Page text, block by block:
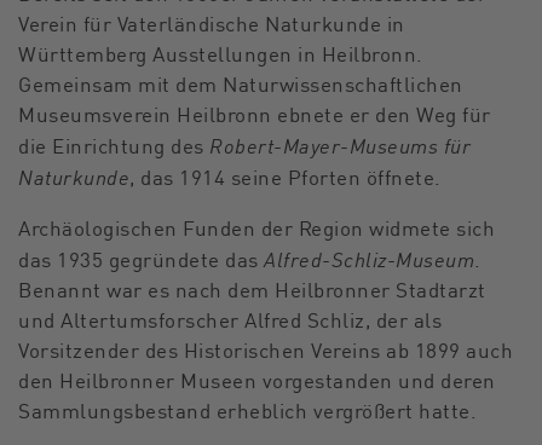
Verein für Vaterländische Naturkunde in
Württemberg Ausstellungen in Heilbronn.
Gemeinsam mit dem Naturwissenschaftlichen
Museumsverein Heilbronn ebnete er den Weg für
die Einrichtung des Robert-Mayer-Museums für
Naturkunde, das 1914 seine Pforten öffnete.
Archäologischen Funden der Region widmete sich
das 1935 gegründete dasAlfred-Schliz-Museum.
Benannt war es nach dem Heilbronner Stadtarzt
und Altertumsforscher Alfred Schliz, der als
Vorsitzender des Historischen Vereins ab 1899 auch
den Heilbronner Museen vorgestanden und deren
Sammlungsbestand erheblich vergrößert hatte.